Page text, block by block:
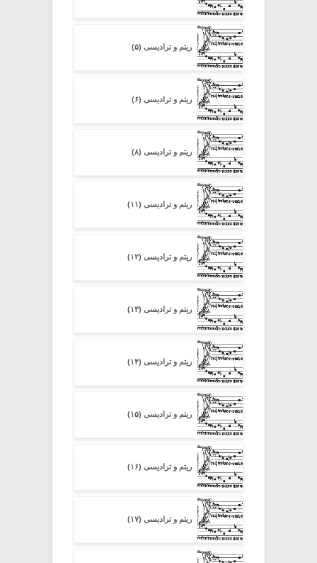
ریتم و ترادیسی (۵)
ریتم و ترادیسی (۶)
ریتم و ترادیسی (۸)
ریتم و ترادیسی (۱۱)
ریتم و ترادیسی (۱۲)
ریتم و ترادیسی (۱۳)
ریتم و ترادیسی (۱۴)
ریتم و ترادیسی (۱۵)
ریتم و ترادیسی (۱۶)
ریتم و ترادیسی (۱۷)